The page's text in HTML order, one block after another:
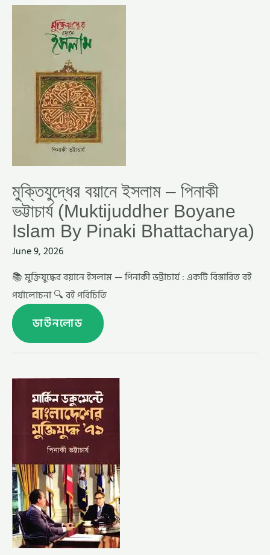
মুক্তিযুদ্ধের বয়ানে ইসলাম – পিনাকী
ভট্টাচার্য (Muktijuddher Boyane
Islam By Pinaki Bhattacharya)
June 9, 2026
📚 মুক্তিযুদ্ধের বয়ানে ইসলাম — পিনাকী ভট্টাচার্য : একটি বিস্তারিত বই
পর্যালোচনা 🔍 বই পরিচিতি
মুক্তিযুদ্ধের
বয়ানে
ইসলাম
পিনাকী
ভট্টাচার্য
(MUKTIJUDDHER
BOYANE
ISLAM
BY
PINAKI
BHATTACHARYA)
ডাউনলোড
মার্কিন
ডকুমেন্টে
বাংলাদেশের
মুক্তিযুদ্ধ
৭১
–
পিনাকী
ভট্টাচর্য
(MARKIN
DOCUMENTE
BANGLADESHER
MUKTIJUDDHO
71
BY
PINAKI
BHATTACHARYA)